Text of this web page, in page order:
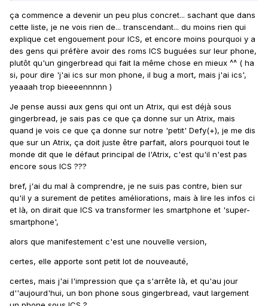
ça commence a devenir un peu plus concret... sachant que dans
cette liste, je ne vois rien de... transcendant... du moins rien qui
explique cet engouement pour ICS, et encore moins pourquoi y a
des gens qui préfère avoir des roms ICS buguées sur leur phone,
plutôt qu'un gingerbread qui fait la même chose en mieux ^^ ( ha
si, pour dire 'j'ai ics sur mon phone, il bug a mort, mais j'ai ics',
yeaaah trop bieeeennnnn )
Je pense aussi aux gens qui ont un Atrix, qui est déjà sous
gingerbread, je sais pas ce que ça donne sur un Atrix, mais
quand je vois ce que ça donne sur notre 'petit' Defy(+), je me dis
que sur un Atrix, ça doit juste être parfait, alors pourquoi tout le
monde dit que le défaut principal de l'Atrix, c'est qu'il n'est pas
encore sous ICS ???
bref, j'ai du mal à comprendre, je ne suis pas contre, bien sur
qu'il y a surement de petites améliorations, mais à lire les infos ci
et là, on dirait que ICS va transformer les smartphone et 'super-
smartphone',
alors que manifestement c'est une nouvelle version,
certes, elle apporte sont petit lot de nouveauté,
certes, mais j'ai l'impression que ça s'arrête là, et qu'au jour
d''aujourd'hui, un bon phone sous gingerbread, vaut largement